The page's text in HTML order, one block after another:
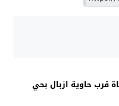
قرب حاوية ازبال بحي